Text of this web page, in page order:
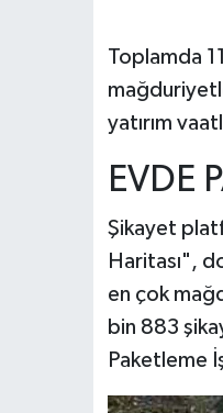
Toplamda
yatırım
EVDE
Şikayet
Haritası",
en çok
bin 883
Paketleme